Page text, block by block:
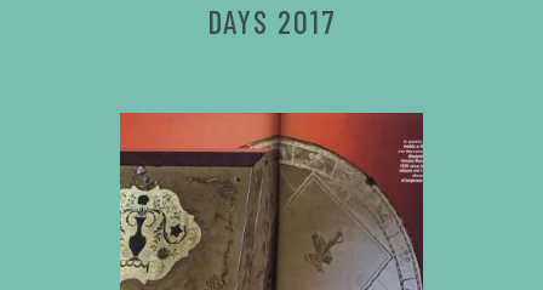
DAYS 2017